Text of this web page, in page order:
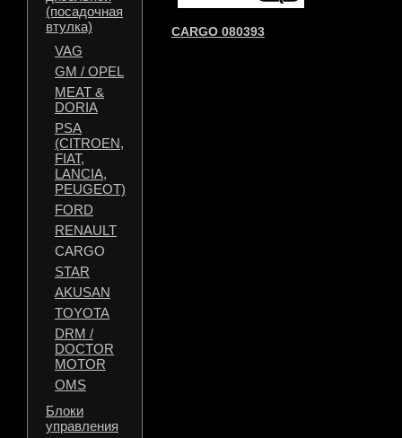
(посадочная
втулка)
VAG
GM / OPEL
MEAT &
DORIA
PSA
(CITROEN,
FIAT,
LANCIA,
PEUGEOT)
FORD
RENAULT
CARGO
STAR
AKUSAN
TOYOTA
DRM /
DOCTOR
MOTOR
OMS
Блоки
управления
CARGO 080393